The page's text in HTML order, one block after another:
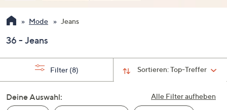
verwenden
Sie
Pfeiltasten
nach
und
nach
unten
Mode Jeans
36 - Jeans
Sortieren:Top-Treffer
Filter (8)
Alle Filter aufheben
Deine Auswahl: